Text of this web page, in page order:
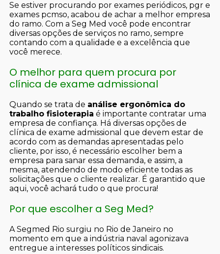
Se estiver procurando por exames periódicos, pgr e
exames pcmso, acabou de achar a melhor empresa
do ramo. Com a Seg Med você pode encontrar
diversas opções de serviços no ramo, sempre
contando com a qualidade e a excelência que
você merece.
O melhor para quem procura por
clínica de exame admissional
Quando se trata de análise ergonômica do
trabalho fisioterapia é importante contratar uma
empresa de confiança. Há diversas opções de
clínica de exame admissional que devem estar de
acordo com as demandas apresentadas pelo
cliente, por isso, é necessário escolher bem a
empresa para sanar essa demanda, e assim, a
mesma, atendendo de modo eficiente todas as
solicitações que o cliente realizar. É garantido que
aqui, você achará tudo o que procura!
Por que escolher a Seg Med?
A Segmed Rio surgiu no Rio de Janeiro no
momento em que a indústria naval agonizava
entregue a interesses políticos sindicais.